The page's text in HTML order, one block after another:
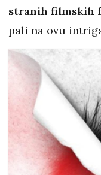
stranih filmskih
pali na ovu